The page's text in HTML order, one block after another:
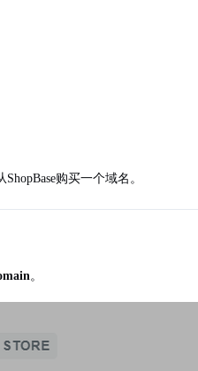
购买一个域名。
。